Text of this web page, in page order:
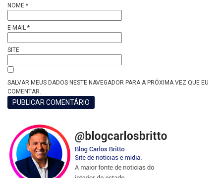
NOME *
E-MAIL *
SITE
SALVAR MEUS DADOS NESTE NAVEGADOR PARA A PRÓXIMA VEZ QUE EU
COMENTAR.